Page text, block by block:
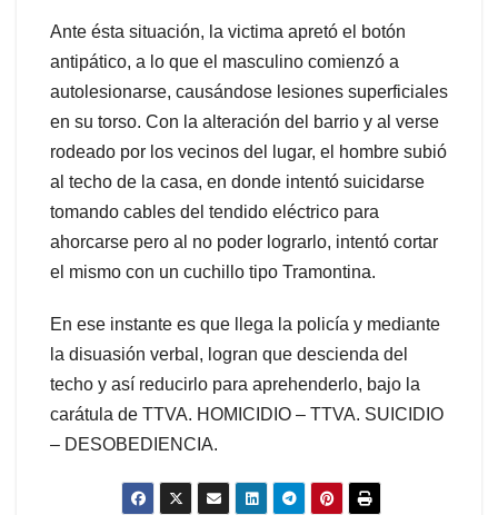
Ante ésta situación, la victima apretó el botón
antipático, a lo que el masculino comienzó a
autolesionarse, causándose lesiones superficiales
en su torso. Con la alteración del barrio y al verse
rodeado por los vecinos del lugar, el hombre subió
al techo de la casa, en donde intentó suicidarse
tomando cables del tendido eléctrico para
ahorcarse pero al no poder lograrlo, intentó cortar
el mismo con un cuchillo tipo Tramontina.
En ese instante es que llega la policía y mediante
la disuasión verbal, logran que descienda del
techo y así reducirlo para aprehenderlo, bajo la
carátula de TTVA. HOMICIDIO – TTVA. SUICIDIO
– DESOBEDIENCIA.